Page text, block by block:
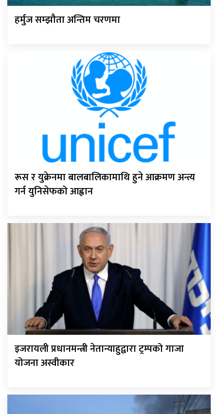
हर्मुज सम्झौता अन्तिम चरणमा
रूस र युक्रेनमा बालबालिकामाथि हुने आक्रमण अन्त्य
गर्न युनिसेफको आह्वान
इजरायली प्रधानमन्त्री नेतान्याहुद्वारा ट्रम्पको गाजा
योजना अस्वीकार